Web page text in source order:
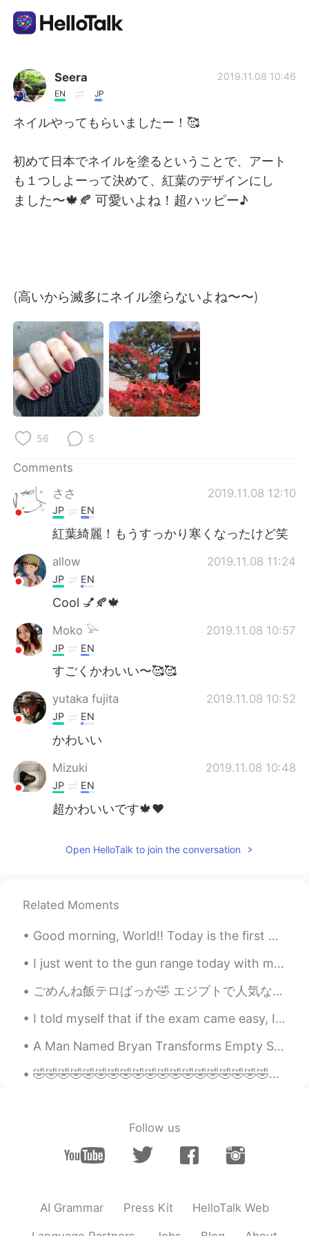
Language Exchange App
AI Grammar Checker
简体中文 繁體中文
Русский ไทย
Indonesia Italiano
Türkçe Tiếng Việt
Seera
EN JP
2019.11.08 10:46
ネイルやってもらいましたー！🥰
初めて日本でネイルを塗るということで、アート
も１つしよーって決めて、紅葉のデザインにし
ました〜🍁🍂 可愛いよね！超ハッピー♪
(高いから滅多にネイル塗らないよね〜〜)
56 5
Comments
ささ
2019.11.08 12:10
JP EN
紅葉綺麗！もうすっかり寒くなったけど笑
allow 2019.11.08 11:24
JP EN
Cool 💅🍂🍁
Moko 𓅪 2019.11.08 10:57
JP EN
すごくかわいい〜🥰🥰
yutaka fujita 2019.11.08 10:52
JP EN
かわいい
Mizuki 2019.11.08 10:48
JP EN
超かわいいです🍁❤️
Open HelloTalk to join the conversation
Related Moments
Good morning, World!! Today is the first day of spring break and the mini super humans and I sl...
I just went to the gun range today with my brother and our friend! Pronunciation for anyone who w...
ごめんね飯テロばっか🤣 エジプトで人気なデザートよ！ ピューレマンゴーと泡立てクリーム！ すごくクリーミーだよ😍 コナーファって言うお菓子(2枚目)とよく食べられる！誰もが欲しい 🙊 I ap...
I told myself that if the exam came easy, I would buy my favorite flowers 😍😍😍 Thank you to every...
A Man Named Bryan Transforms Empty Space Behind Wall Into Tiny Bedroom For His Cat. How cute.. ☺ ...
🤣🤣🤣🤣🤣🤣🤣🤣🤣🤣🤣🤣🤣🤣🤣🤣🤣🤣🤣🤣🤣🤣🤣🤣🤣🤣🤣🤣🤣🤣🤣🤣🤣🤣🤣🤣🤣🤣🤣🤣🤣🤣🤣🤣🤣🤣🤣🤣🤣🤣🤣🤣🤣🤣🤣🤣🤣🤣🤣🤣🤣🤣🤣🤣🤣🤣🤣🤣🤣🤣
Follow us
AI Grammar Press Kit HelloTalk Web